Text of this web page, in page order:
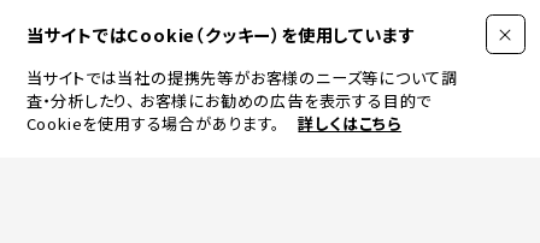
当サイトではCookie（クッキー）を使用しています
当サイトでは当社の提携先等がお客様のニーズ等について調
査・分析したり、 お客様にお勧めの広告を表示する目的で
Cookieを使用する場合があります。
詳しくはこちら